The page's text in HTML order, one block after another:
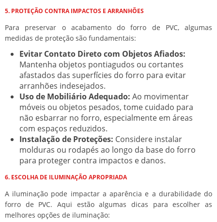
5. PROTEÇÃO CONTRA IMPACTOS E ARRANHÕES
Para preservar o acabamento do forro de PVC, algumas
medidas de proteção são fundamentais:
Evitar Contato Direto com Objetos Afiados:
Mantenha objetos pontiagudos ou cortantes
afastados das superfícies do forro para evitar
arranhões indesejados.
Uso de Mobiliário Adequado: Ao movimentar
móveis ou objetos pesados, tome cuidado para
não esbarrar no forro, especialmente em áreas
com espaços reduzidos.
Instalação de Proteções: Considere instalar
molduras ou rodapés ao longo da base do forro
para proteger contra impactos e danos.
6. ESCOLHA DE ILUMINAÇÃO APROPRIADA
A iluminação pode impactar a aparência e a durabilidade do
forro de PVC. Aqui estão algumas dicas para escolher as
melhores opções de iluminação: